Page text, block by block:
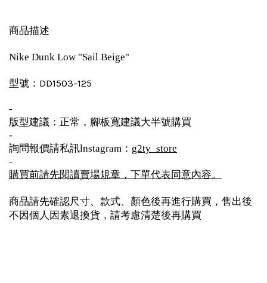
商品描述
Nike Dunk Low "Sail Beige"
型號：DD1503-125
-
版型建議：正常，腳板寬建議大半號購買
-
詢問報價請私訊lnstagram ： g2ty_store
-
購買前請先閱讀賣場規章，下單代表同意內容。
商品請先確認尺寸、款式、顏色後再進行購買，售出後
不因個人因素退換貨，請考慮清楚後再購買